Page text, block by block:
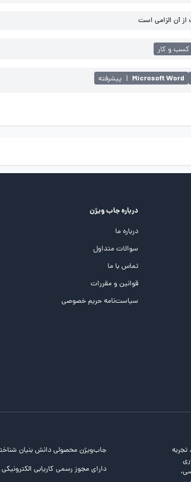
آن الزامی است
کسب و کار
Microsoft Word
| پیشرفته
درباره جاب ویژن
درباره ما
سوالات متداول
تماس با ما
قوانین و مقررات
سیاست‌نامه حریم خصوصی
جاب‌ویژن محصولی دانش بنیان
دارای مجوز رسمی کاریابی